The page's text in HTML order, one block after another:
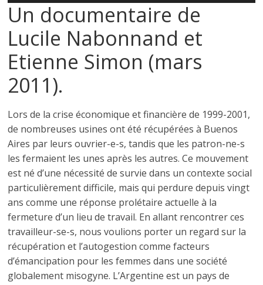
Un documentaire de
Lucile Nabonnand et
Etienne Simon (mars
2011).
Lors de la crise économique et financière de 1999-2001,
de nombreuses usines ont été récupérées à Buenos
Aires par leurs ouvrier-e-s, tandis que les patron-ne-s
les fermaient les unes après les autres. Ce mouvement
est né d’une nécessité de survie dans un contexte social
particulièrement difficile, mais qui perdure depuis vingt
ans comme une réponse prolétaire actuelle à la
fermeture d’un lieu de travail. En allant rencontrer ces
travailleur-se-s, nous voulions porter un regard sur la
récupération et l’autogestion comme facteurs
d’émancipation pour les femmes dans une société
globalement misogyne. L’Argentine est un pays de